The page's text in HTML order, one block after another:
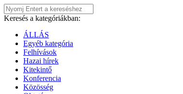
Keresés a kategóriákban:
ÁLLÁS
Egyéb kategória
Felhívások
Hazai hírek
Kitekintő
Konferencia
Közösség